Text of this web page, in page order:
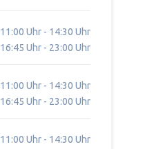
11:00 Uhr - 14:30 Uhr
16:45 Uhr - 23:00 Uhr
11:00 Uhr - 14:30 Uhr
16:45 Uhr - 23:00 Uhr
11:00 Uhr - 14:30 Uhr